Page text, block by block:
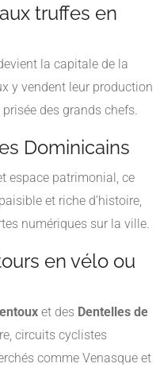
truffes en
la capitale de la
y vendent leur production
des grands chefs.
Dominicains
espace patrimonial, ce
et riche d’histoire,
numériques sur la ville.
en vélo ou
et des Dentelles de
circuits cyclistes
comme Venasque et